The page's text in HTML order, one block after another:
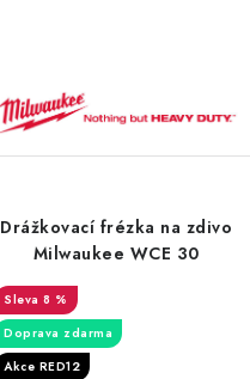
Drážkovací frézka na zdivo
Milwaukee WCE 30
8 %
Doprava zdarma
Akce RED12